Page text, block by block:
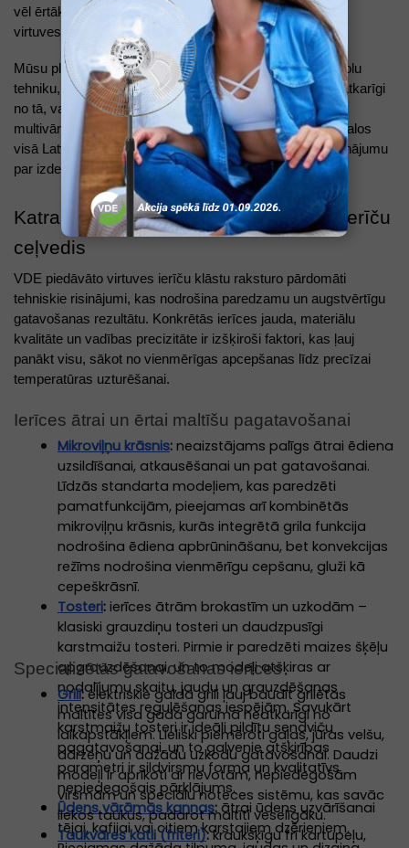
vēl ērtāku un virtuvi – funkcionālāku, VDE piedāvā plašu
virtuves tehnikas klāstu
cepšanai un vārīšanai.
Mūsu plašajā klāstā atradīsi pārbaudītu un iecienītu zīmolu
tehniku, kas palīdzēs īstenot jebkuru kulināro ieceri. Neatkarīgi
no tā, vai meklē jaudīgu blenderi vai daudzfunkcionālu
multivārāmo katlu, vde.lv interneta veikalā un mūsu veikalos
visā Latvijā atradīsi savām vajadzībām piemērotāko risinājumu
par izdevīgu cenu.
Katram uzdevumam savs risinājums: ierīču
ceļvedis
VDE piedāvāto virtuves ierīču klāstu raksturo pārdomāti
tehniskie risinājumi, kas nodrošina paredzamu un augstvērtīgu
gatavošanas rezultātu. Konkrētās ierīces jauda, materiālu
kvalitāte un vadības precizitāte ir izšķiroši faktori, kas ļauj
panākt visu, sākot no vienmērīgas apcepšanas līdz precīzai
temperatūras uzturēšanai.
Ierīces ātrai un ērtai maltīšu pagatavošanai
Mikroviļņu krāsnis: neaizstājams palīgs ātrai ēdiena
uzsildīšanai, atkausēšanai un pat gatavošanai.
Līdzās standarta modeļiem, kas paredzēti
pamatfunkcijām, pieejamas arī kombinētās
mikroviļņu krāsnis, kurās integrētā grila funkcija
nodrošina ēdiena apbrūnināšanu, bet konvekcijas
režīms nodrošina vienmērīgu cepšanu, gluži kā
cepeškrāsnī.
Tosteri: ierīces ātrām brokastīm un uzkodām –
klasiski grauzdiņu tosteri un daudzpusīgi
karstmaižu tosteri. Pirmie ir paredzēti maizes šķēļu
apgrauzdēšanai, un to modeļi atšķiras ar
nodalījumu skaitu, jaudu un grauzdēšanas
intensitātes regulēšanas iespējām. Savukārt
karstmaižu tosteri ir ideāli pildītu sendviču
pagatavošanai, un to galvenie atšķirības
parametri ir sildvirsmu forma un kvalitatīvs
nepiedegošais pārklājums.
Ūdens vārāmās kannas:ātrai ūdens uzvārīšanai
tējai, kafijai vai citiem karstajiem dzērieniem.
Specializētās gatavošanas ierīces
Grili:elektriskie galda grili ļauj baudīt grilētas
maltītes visa gada garumā neatkarīgi no
laikapstākļiem. Lieliski piemēroti gaļas, jūras velšu,
dārzeņu un dažādu uzkodu gatavošanai. Daudzi
modeļi ir aprīkoti ar rievotām, nepiedegošām
virsmām un speciālu noteces sistēmu, kas savāc
liekos taukus, padarot maltīti veselīgāku.
Taukvāres katli (friteri):kraukšķīgu frī kartupeļu,